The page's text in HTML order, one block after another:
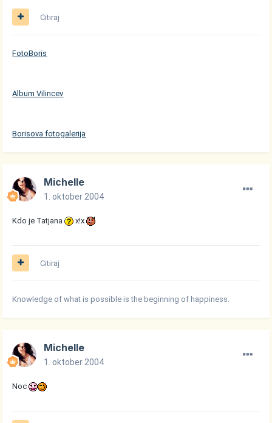
Citiraj
FotoBoris
Album Vilincev
Borisova fotogalerija
Michelle
1. oktober 2004
Kdo je Tatjana x!x
Citiraj
Knowledge of what is possible is the beginning of happiness.
Michelle
1. oktober 2004
Noc